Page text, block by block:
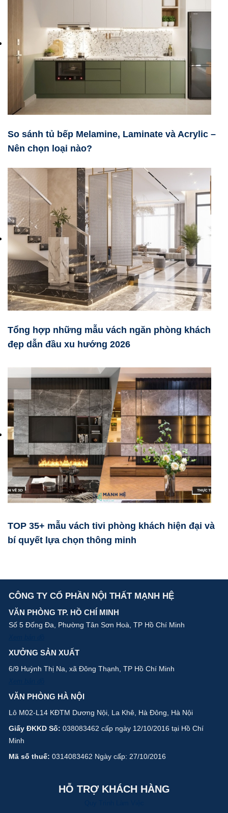
So sánh tủ bếp Melamine, Laminate và Acrylic –
Nên chọn loại nào?
Tổng hợp những mẫu vách ngăn phòng khách
đẹp dẫn đầu xu hướng 2026
TOP 35+ mẫu vách tivi phòng khách hiện đại và
bí quyết lựa chọn thông minh
CÔNG TY CỔ PHẦN NỘI THẤT MẠNH HỆ
VĂN PHÒNG TP. HỒ CHÍ MINH
Số 5 Đống Đa, Phường Tân Sơn Hoà, TP Hồ Chí Minh
XƯỞNG SẢN XUẤT
6/9 Huỳnh Thị Na, xã Đông Thạnh, TP Hồ Chí Minh
VĂN PHÒNG HÀ NỘI
Lô M02-L14 KĐTM Dương Nội, La Khê, Hà Đông, Hà Nội
Giấy ĐKKD Số: 038083462 cấp ngày 12/10/2016 tại Hồ Chí
Minh
Mã số thuế: 0314083462 Ngày cấp: 27/10/2016
HỖ TRỢ KHÁCH HÀNG